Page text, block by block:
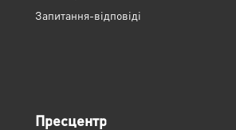
Запитання-відповіді
Пресцентр